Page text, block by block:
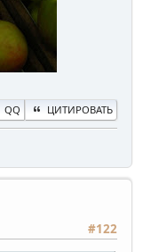
QQ ЦИТИРОВАТЬ
#122